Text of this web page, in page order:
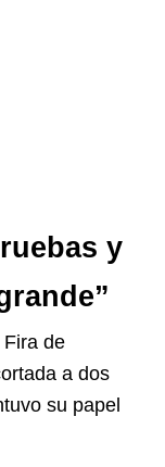
y
de
a dos
su papel